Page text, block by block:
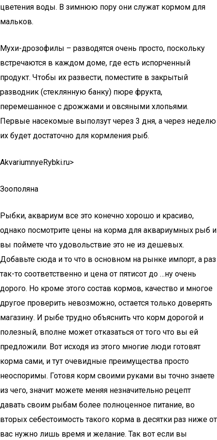
цветения воды. В зимнюю пору они служат кормом для
мальков.
Мухи-дрозофилы – разводятся очень просто, поскольку
встречаются в каждом доме, где есть испорченный
продукт. Чтобы их развести, поместите в закрытый
разводник (стеклянную банку) пюре фрукта,
перемешанное с дрожжами и овсяными хлопьями.
Первые насекомые выползут через 3 дня, а через неделю
их будет достаточно для кормления рыб.
AkvariumnyeRybki.ru⁪>
Зоополяна
Рыбки, аквариум все это конечно хорошо и красиво,
однако посмотрите цены на корма для аквариумных рыб и
вы поймете что удовольствие это не из дешевых.
Добавьте сюда и то что в основном на рынке импорт, а раз
так-то соответственно и цена от пятисот до …ну очень
дорого. Но кроме этого состав кормов, качество и многое
другое проверить невозможно, остается только доверять
магазину. И рыбе трудно объяснить что корм дорогой и
полезный, вполне может отказаться от того что вы ей
предложили. Вот исходя из этого многие люди готовят
корма сами, и тут очевидные преимущества просто
неоспоримы. Готовя корм своими руками вы точно знаете
из чего, значит можете меняя незначительно рецепт
давать своим рыбам более полноценное питание, во
вторых себестоимость такого корма в десятки раз ниже от
вас нужно лишь время и желание. Так вот если вы